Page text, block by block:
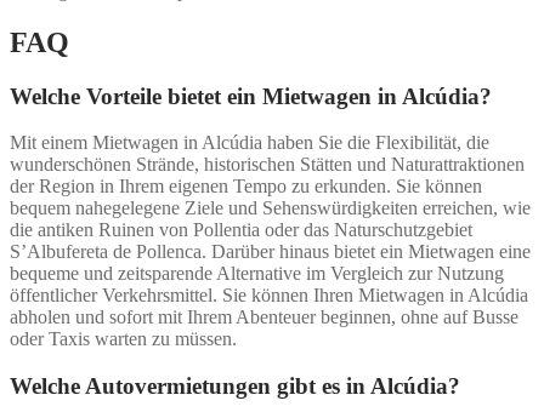
FAQ
Welche Vorteile bietet ein Mietwagen in Alcúdia?
Mit einem Mietwagen in Alcúdia haben Sie die Flexibilität, die
wunderschönen Strände, historischen Stätten und Naturattraktionen
der Region in Ihrem eigenen Tempo zu erkunden. Sie können
bequem nahegelegene Ziele und Sehenswürdigkeiten erreichen, wie
die antiken Ruinen von Pollentia oder das Naturschutzgebiet
S’Albufereta de Pollenca. Darüber hinaus bietet ein Mietwagen eine
bequeme und zeitsparende Alternative im Vergleich zur Nutzung
öffentlicher Verkehrsmittel. Sie können Ihren Mietwagen in Alcúdia
abholen und sofort mit Ihrem Abenteuer beginnen, ohne auf Busse
oder Taxis warten zu müssen.
Welche Autovermietungen gibt es in Alcúdia?